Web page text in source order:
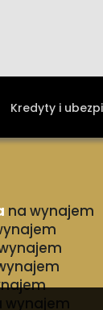
Kredyty i
na wynajem
wynajem